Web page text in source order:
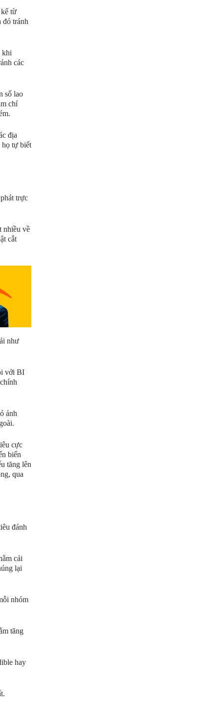
từ
đó tránh
khi
các
số lao
chí
địa
họ tự biết
trực
nhiều về
cắt
như
với BI
ảnh
cực
biến
tăng lên
qua
đánh
cải
lại
nhóm
tăng
hay